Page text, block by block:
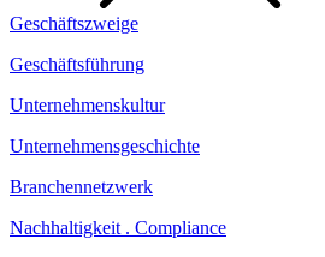
Geschäftszweige
Geschäftsführung
Unternehmenskultur
Unternehmensgeschichte
Branchennetzwerk
Nachhaltigkeit . Compliance